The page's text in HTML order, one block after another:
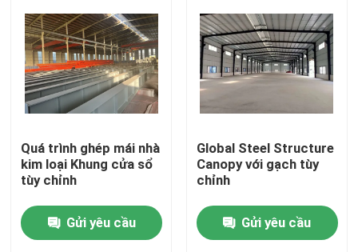
Trang chủ
Quá trình ghép mái nhà
kim loại Khung cửa sổ
tùy chỉnh
Gửi yêu cầu
Global Steel Structure
Canopy với gạch tùy
chỉnh
Gửi yêu cầu